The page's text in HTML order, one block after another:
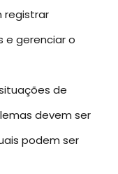
registrar
e gerenciar o
de
devem ser
podem ser